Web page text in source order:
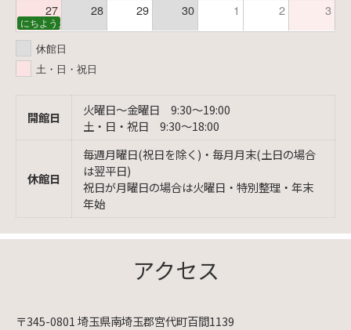
27 28 29 30 1 2 3
にちようえほん
休館日
土・日・祝日
開館日
火曜日〜金曜日 9:30〜19:00
土・日・祝日 9:30〜18:00
休館日
毎週月曜日(祝日を除く)・毎月月末(土日の場合
は翌平日)
祝日が月曜日の場合は火曜日・特別整理・年末
年始
アクセス
〒345-0801 埼玉県南埼玉郡宮代町百間1139